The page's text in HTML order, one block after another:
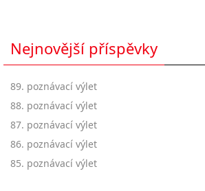
Nejnovější příspěvky
89. poznávací výlet
88. poznávací výlet
87. poznávací výlet
86. poznávací výlet
85. poznávací výlet